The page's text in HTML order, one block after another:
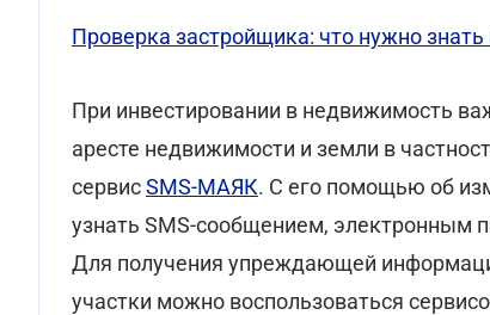
Проверка застройщика: что нужно знать
При инвестировании в недвижимость
аресте недвижимости и земли в
сервисSMS-МАЯК. С его помощью об
узнать SMS-сообщением, электронным
Для получения упреждающей
участки можно воспользоваться